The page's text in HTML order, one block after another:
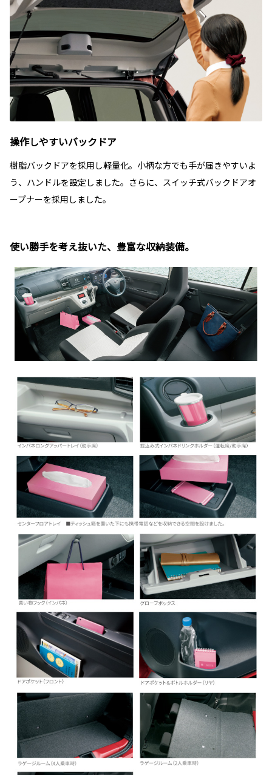
操作しやすいバックドア
樹脂バックドアを採用し軽量化。小柄な方でも手が届きやすいよ
う、ハンドルを設定しました。さらに、スイッチ式バックドアオ
ープナーを採用しました。
使い勝手を考え抜いた、豊富な収納装備。